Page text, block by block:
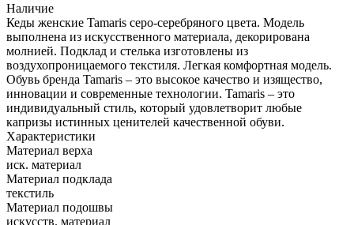
Наличие
Кеды женские Tamaris серо-серебряного цвета. Модель
выполнена из искусственного материала, декорирована
молнией. Подклад и стелька изготовлены из
воздухопроницаемого текстиля. Легкая комфортная модель.
Обувь бренда Tamaris – это высокое качество и изящество,
инновации и современные технологии. Tamaris – это
индивидуальный стиль, который удовлетворит любые
капризы истинных ценителей качественной обуви.
Характеристики
Материал верха
иск. материал
Материал подклада
текстиль
Материал подошвы
искусств. материал